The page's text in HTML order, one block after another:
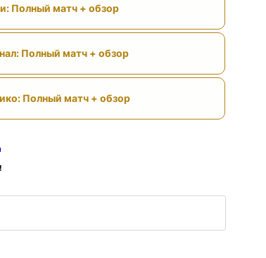
Полный матч + обзор
Полный матч + обзор
Полный матч + обзор